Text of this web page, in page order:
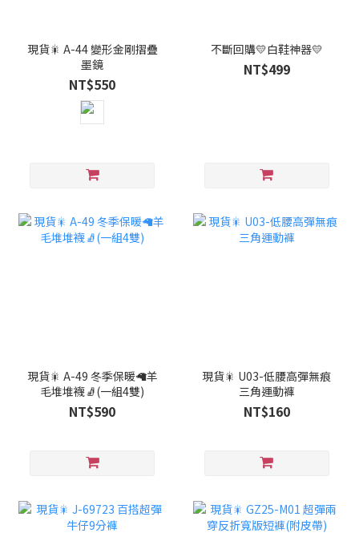
現貨🎇 A-44 變形金剛摺疊
墨鏡
NT$550
不斷回購💛白鞋神器💛
NT$499
現貨🎇 A-49 冬季保暖🦙羊
毛堆堆襪🧦(一組4雙)
NT$590
現貨🎇 U03-低腰高彈無痕
三角運動褲
NT$160